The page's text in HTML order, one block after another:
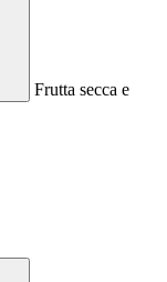
Frutta secca e